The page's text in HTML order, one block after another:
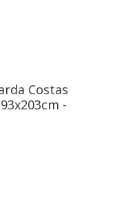
Costas
-